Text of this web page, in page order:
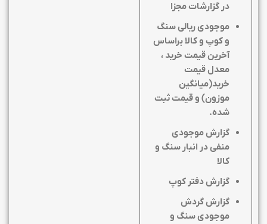
در گزارشات مجزا
موجودی ریالی سنگ
و کوپ و کالا براساس
آخرین قیمت خرید ،
معدل قیمت
خرید(میانگین
موزون) و قیمت ثبت
شده.
گزارش موجودی
منفی در انبار سنگ و
کالا
گزارش دفتر کوپ
گزارش گردش
موجودی سنگ و